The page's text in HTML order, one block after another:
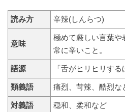
読み方 辛辣(しんらつ)
意味
極めて厳しい言葉や
常に辛いこと。
語源 「舌がヒリヒリす
類義語 痛烈、苛辣、酷烈な
対義語 穏和、柔和など